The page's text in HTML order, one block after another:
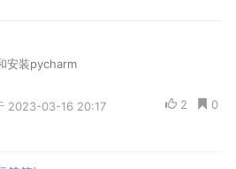
安装pycharm
0
2
2023-03-16 20:17